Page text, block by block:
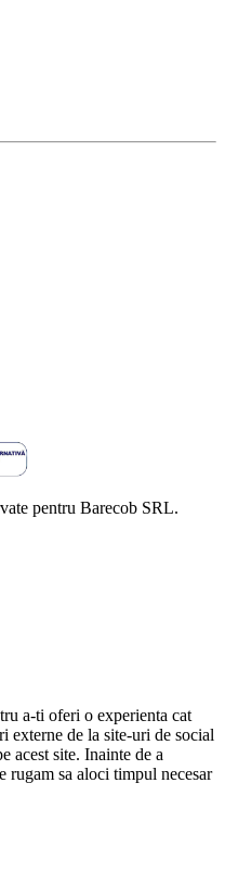
pentru Barecob SRL.
a-ti oferi o experienta cat
externe de la site-uri de social
acest site. Inainte de a
rugam sa aloci timpul necesar